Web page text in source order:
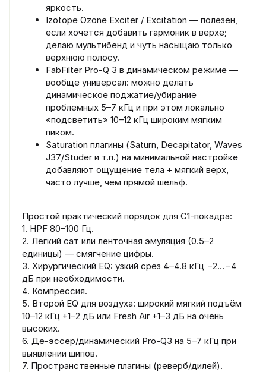
яркость.
Izotope Ozone Exciter / Excitation — полезен,
если хочется добавить гармоник в верхе;
делаю мультибенд и чуть насыщаю только
верхнюю полосу.
FabFilter Pro-Q 3 в динамическом режиме —
вообще универсал: можно делать
динамическое поджатие/убирание
проблемных 5–7 кГц и при этом локально
«подсветить» 10–12 кГц широким мягким
пиком.
Saturation плагины (Saturn, Decapitator, Waves
J37/Studer и т.п.) на минимальной настройке
добавляют ощущение тела + мягкий верх,
часто лучше, чем прямой шельф.
Простой практический порядок для C1-покадра:
1. HPF 80–100 Гц.
2. Лёгкий сат или ленточная эмуляция (0.5–2
единицы) — смягчение цифры.
3. Хирургический EQ: узкий срез 4–4.8 кГц −2…−4
дБ при необходимости.
4. Компрессия.
5. Второй EQ для воздуха: широкий мягкий подъём
10–12 кГц +1–2 дБ или Fresh Air +1–3 дБ на очень
высоких.
6. Де-эссер/динамический Pro-Q3 на 5–7 кГц при
выявлении шипов.
7. Пространственные плагины (реверб/дилей).